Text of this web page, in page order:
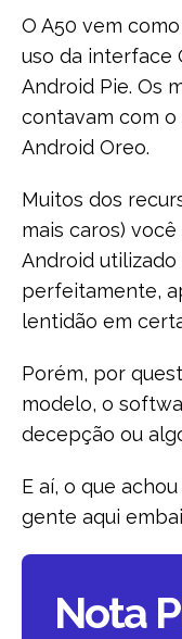
O A50 vem
uso da interface
Android Pie. Os
contavam com
Android Oreo.
Muitos dos
mais caros)
Android
perfeitamente,
lentidão em
Porém, por
modelo, o
decepção ou
E aí, o que
gente aqui
Nossos
Parceiros
Nota